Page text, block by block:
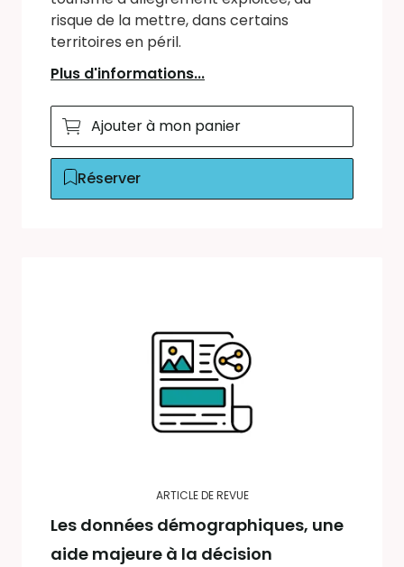
risque de la mettre, dans certains
territoires en péril.
Plus d'informations...
Ajouter à mon panier
Réserver
ARTICLE DE REVUE
Les données démographiques, une
aide majeure à la décision